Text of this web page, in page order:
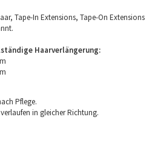
Tape-In Extensions, Tape-On Extensions
Haarverlängerung:
Pflege.
in gleicher Richtung.